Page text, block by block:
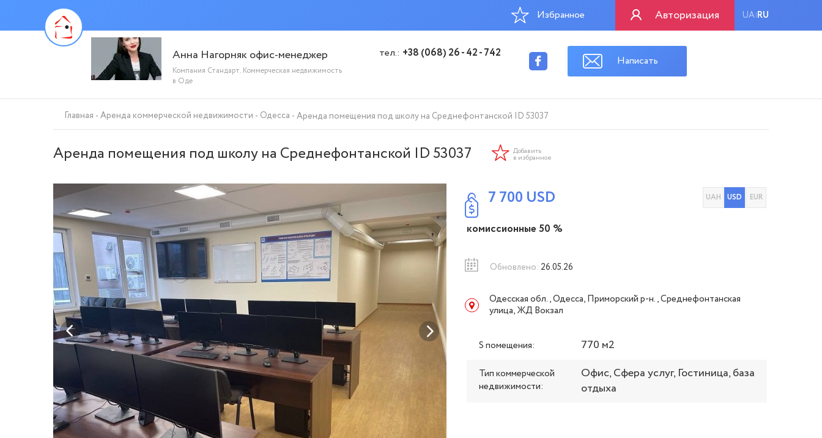
Авторизация UA|RU
Избранное
Анна Нагорняк офис-менеджер
Компания Стандарт. Коммерческая недвижимость
в Оде
тел.: +38 (068) 26 - 42 - 742
Написать
Главная Аренда коммерческой недвижимости Одесса Аренда помещения под школу на Среднефонтанской ID 53037
Аренда помещения под школу на Среднефонтанской ID 53037 Добавить
в избранное
7 700 USD UAH USD EUR
комиссионные 50 %
Обновлено: 26.05.26
Одесская обл., Одесса, Приморский р-н., Среднефонтанская
улица, ЖД Вокзал
S помещения: 770 м2
Тип коммерческой
недвижимости:
Офис, Сфера услуг, Гостиница, база
отдыха